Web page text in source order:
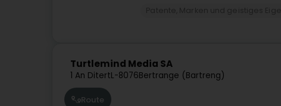
Turtlemind Media SA
1 An DitertL-8076Bertrange (Bartreng)
Route